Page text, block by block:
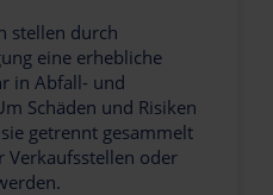
stellen durch
eine erhebliche
in Abfall- und
Schäden und Risiken
getrennt gesammelt
Verkaufsstellen oder